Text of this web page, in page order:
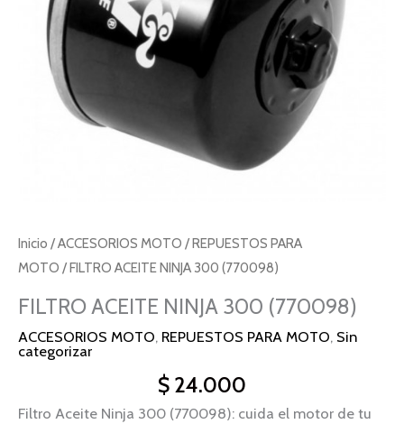
Inicio /ACCESORIOS MOTO /REPUESTOS PARA
MOTO / FILTRO ACEITE NINJA 300 (770098)
FILTRO ACEITE NINJA 300 (770098)
ACCESORIOS MOTO, REPUESTOS PARA MOTO, Sin
categorizar
$ 24.000
Filtro Aceite Ninja 300 (770098): cuida el motor de tu